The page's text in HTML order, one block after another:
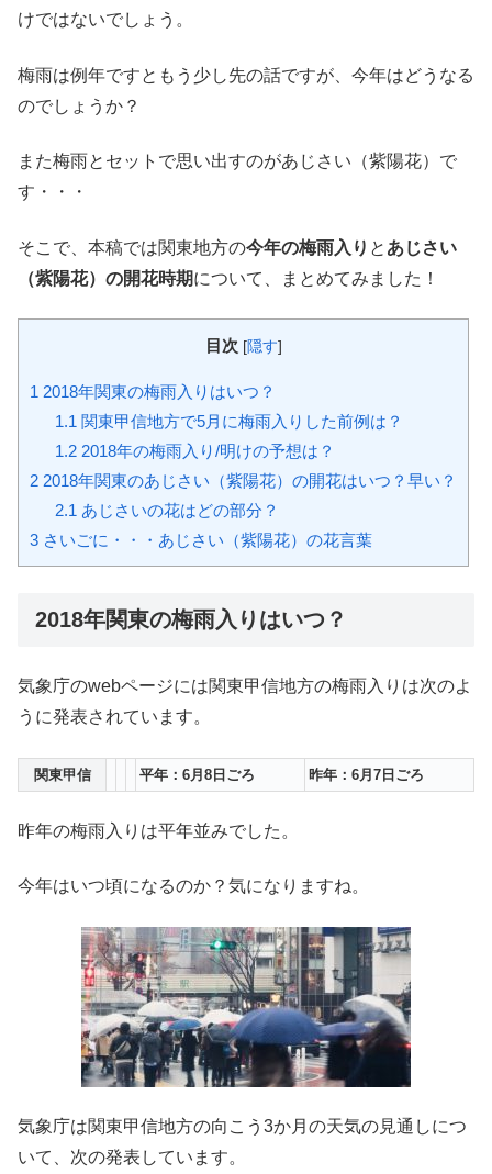
けではないでしょう。
梅雨は例年ですともう少し先の話ですが、今年はどうなる
のでしょうか？
また梅雨とセットで思い出すのがあじさい（紫陽花）で
す・・・
そこで、本稿では関東地方の今年の梅雨入り と あじさい
（紫陽花）の開花時期について、まとめてみました！
目次 [隠す]
1 2018年関東の梅雨入りはいつ？
1.1 関東甲信地方で5月に梅雨入りした前例は？
1.22018年の梅雨入り/明けの予想は？
2 2018年関東のあじさい（紫陽花）の開花はいつ？早い？
2.1 あじさいの花はどの部分？
3 さいごに・・・あじさい（紫陽花）の花言葉
2018年関東の梅雨入りはいつ？
気象庁のwebページには関東甲信地方の梅雨入りは次のよ
うに発表されています。
関東甲信 平年：6月8日ごろ 昨年：6月7日ごろ
昨年の梅雨入りは平年並みでした。
今年はいつ頃になるのか？気になりますね。
気象庁は関東甲信地方の向こう3か月の天気の見通しにつ
いて、次の発表しています。